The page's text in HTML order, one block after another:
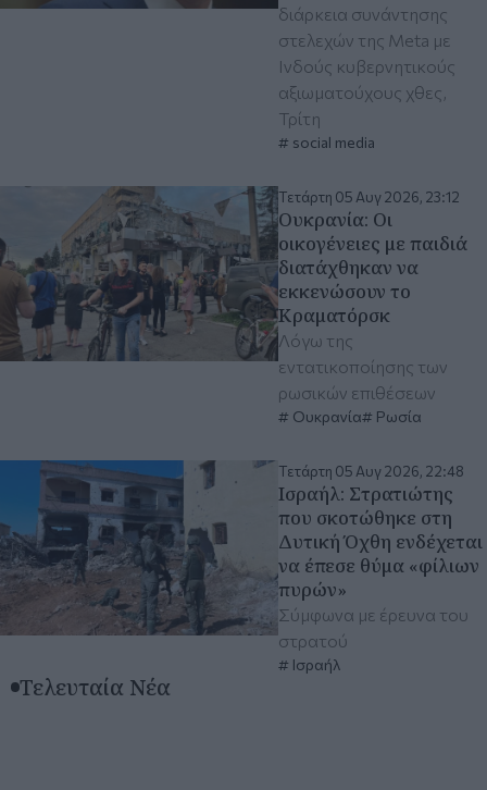
διάρκεια συνάντησης
στελεχών της Meta με
Ινδούς κυβερνητικούς
αξιωματούχους χθες,
Τρίτη
social media
Τετάρτη 05 Αυγ 2026, 23:12
Ουκρανία: Οι
οικογένειες με παιδιά
διατάχθηκαν να
εκκενώσουν το
Κραματόρσκ
Λόγω της
εντατικοποίησης των
ρωσικών επιθέσεων
Ουκρανία Ρωσία
Τετάρτη 05 Αυγ 2026, 22:48
Ισραήλ: Στρατιώτης
που σκοτώθηκε στη
Δυτική Όχθη ενδέχεται
να έπεσε θύμα «φίλιων
πυρών»
Σύμφωνα με έρευνα του
στρατού
Ισραήλ
Τελευταία Νέα